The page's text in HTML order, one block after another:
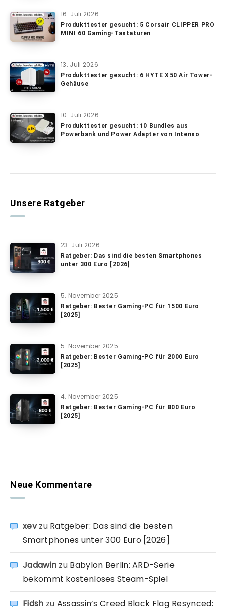
16. Juli 2026
Produkttester gesucht: 5 Corsair CLIPPER PRO
MINI 60 Gaming-Tastaturen
13. Juli 2026
Produkttester gesucht: 6 HYTE X50 Air Tower-
Gehäuse
10. Juli 2026
Produkttester gesucht: 10 Bundles aus
Powerbank und Power Adapter von Intenso
Unsere Ratgeber
23. Juli 2026
Ratgeber: Das sind die besten Smartphones
unter 300 Euro [2026]
5. November 2025
Ratgeber: Bester Gaming-PC für 1500 Euro
[2025]
5. November 2025
Ratgeber: Bester Gaming-PC für 2000 Euro
[2025]
4. November 2025
Ratgeber: Bester Gaming-PC für 800 Euro
[2025]
Neue Kommentare
xevzu Ratgeber: Das sind die besten
Smartphones unter 300 Euro [2026]
Jadawin zu Babylon Berlin: ARD-Serie
bekommt kostenloses Steam-Spiel
Fidsh zu Assassin’s Creed Black Flag Resynced: